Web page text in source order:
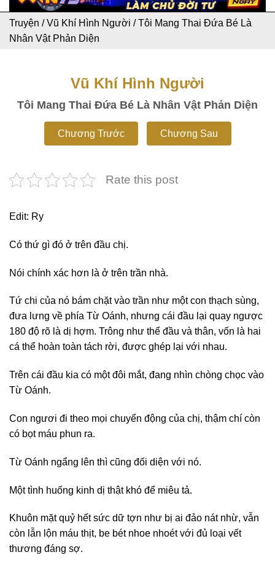
Truyện /Vũ Khí Hình Người /Tôi Mang Thai Đứa Bé Là
Nhân Vật Phản Diện
Vũ Khí Hình Người
Tôi Mang Thai Đứa Bé Là Nhân Vật Phản Diện
Chương Trước Chương Sau
Rate this post
Edit: Ry
Có thứ gì đó ở trên đầu chị.
Nói chính xác hơn là ở trên trần nhà.
Tứ chi của nó bám chặt vào trần như một con thạch sùng,
đưa lưng về phía Từ Oánh, nhưng cái đầu lại quay ngược
180 độ rõ là dị hợm. Trông như thể đầu và thân, vốn là hai
cá thể hoàn toàn tách rời, được ghép lại với nhau.
Trên cái đầu kia có một đôi mắt, đang nhìn chòng chọc vào
Từ Oánh.
Con ngươi đi theo mọi chuyển động của chị, thậm chí còn
có bọt máu phun ra.
Từ Oánh ngẩng lên thì cũng đối diện với nó.
Một tình huống kinh dị thật khó để miêu tả.
Khuôn mặt quỷ hết sức dữ tợn như bị ai đảo nát nhừ, vẫn
còn lẫn lộn máu thịt, be bét nhoe nhoét với đủ loại vết
thương đáng sợ.